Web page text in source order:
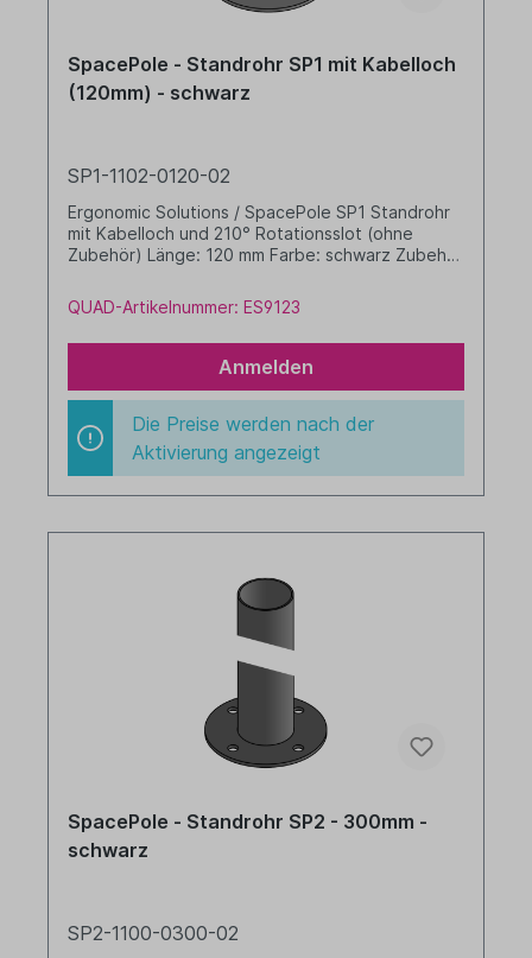
SpacePole - Standrohr SP1 mit Kabelloch
(120mm) - schwarz
SP1-1102-0120-02
Ergonomic Solutions / SpacePole SP1 Standrohr
mit Kabelloch und 210° Rotationsslot (ohne
Zubehör) Länge: 120 mm Farbe: schwarz Zubehör
QUAD-Artikelnummer: ES9123
Anmelden
Die Preise werden nach der
Aktivierung angezeigt
SpacePole - Standrohr SP2 - 300mm -
schwarz
SP2-1100-0300-02